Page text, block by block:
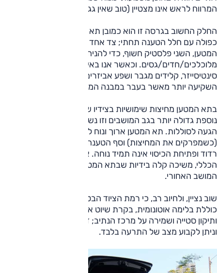
המרווח לראש אינו מצטיין (טוב שאין גג זכוכית).
החלק החשוב בגרסה זו הוא כמובן תא המטען, ויש לו רצפה
כפולה עם חלל הטענה תחתי; צד אחד מרופד כמו שאר חלקי תא
המטען, השני פלסטיק חשוף, כדי להניח חפצים
מלוכלכים/חדים/גסים. וכאשר אנו באים להעמיס שלוש גיטרות,
סינטיסייזר, קלידים מגבר ושפע אביזרים נלווים, מסתבר שטויוטה
השקיעה יותר מאשר בעבר במבנה המודולרי.
בתא המטען מחיצות שימושיות בצידיו שניתן לשלוף אותן, ומחיצה
נוספת גדולה יותר בגב המושבים וזו נשלפת לצרכים מיוחדים, כמו
הגעה לסוללות. תא המטען ארוך ונוח לטעינה בזכות רוחבו
(כשמפרקים את המחיצות) וסף הטענה נמוך. עם זאת, הוא מעט
רדוד ופתיחת הכיסוי אינה תמיד נוחה. אם צריך להגדיל את הנפח
הכללי, משיכה קלה בידיות שבתא המטען תביא לקיפול מיידי של
המושב האחורי.
שוב נציין, ולחיוב רב, כי רמת הציוד הבטיחותי בקורולה גבוהה, וזו
כוללת בלימה אוטונומית, בקרת שיוט אדפטיבית, עמעום אורות,
ותיקון סטייה ושמירה על מרכז הנתיב; זה האחרון פעלתן מדי,
וניתן לקבוע מצב של התרעה בלבד.